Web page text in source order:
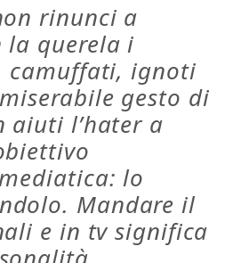
rinunci a
la querela i
camuffati, ignoti
gesto di
aiuti l’hater a
lo
Mandare il
e in tv significa